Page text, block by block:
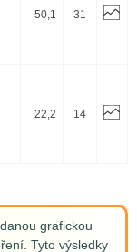
50,1 31
22,2 14
grafickou
Tyto výsledky